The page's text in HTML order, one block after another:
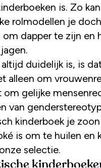
is. Zo
rolmodellen je
dapper te zijn en
duidelijk is, is
alleen om
om gelijke
van
kinderboek je
is om te huilen en
selectie.